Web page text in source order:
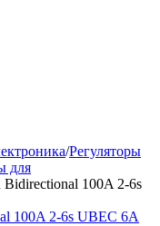
/Регуляторы
для
Bidirectional 100A 2-6s